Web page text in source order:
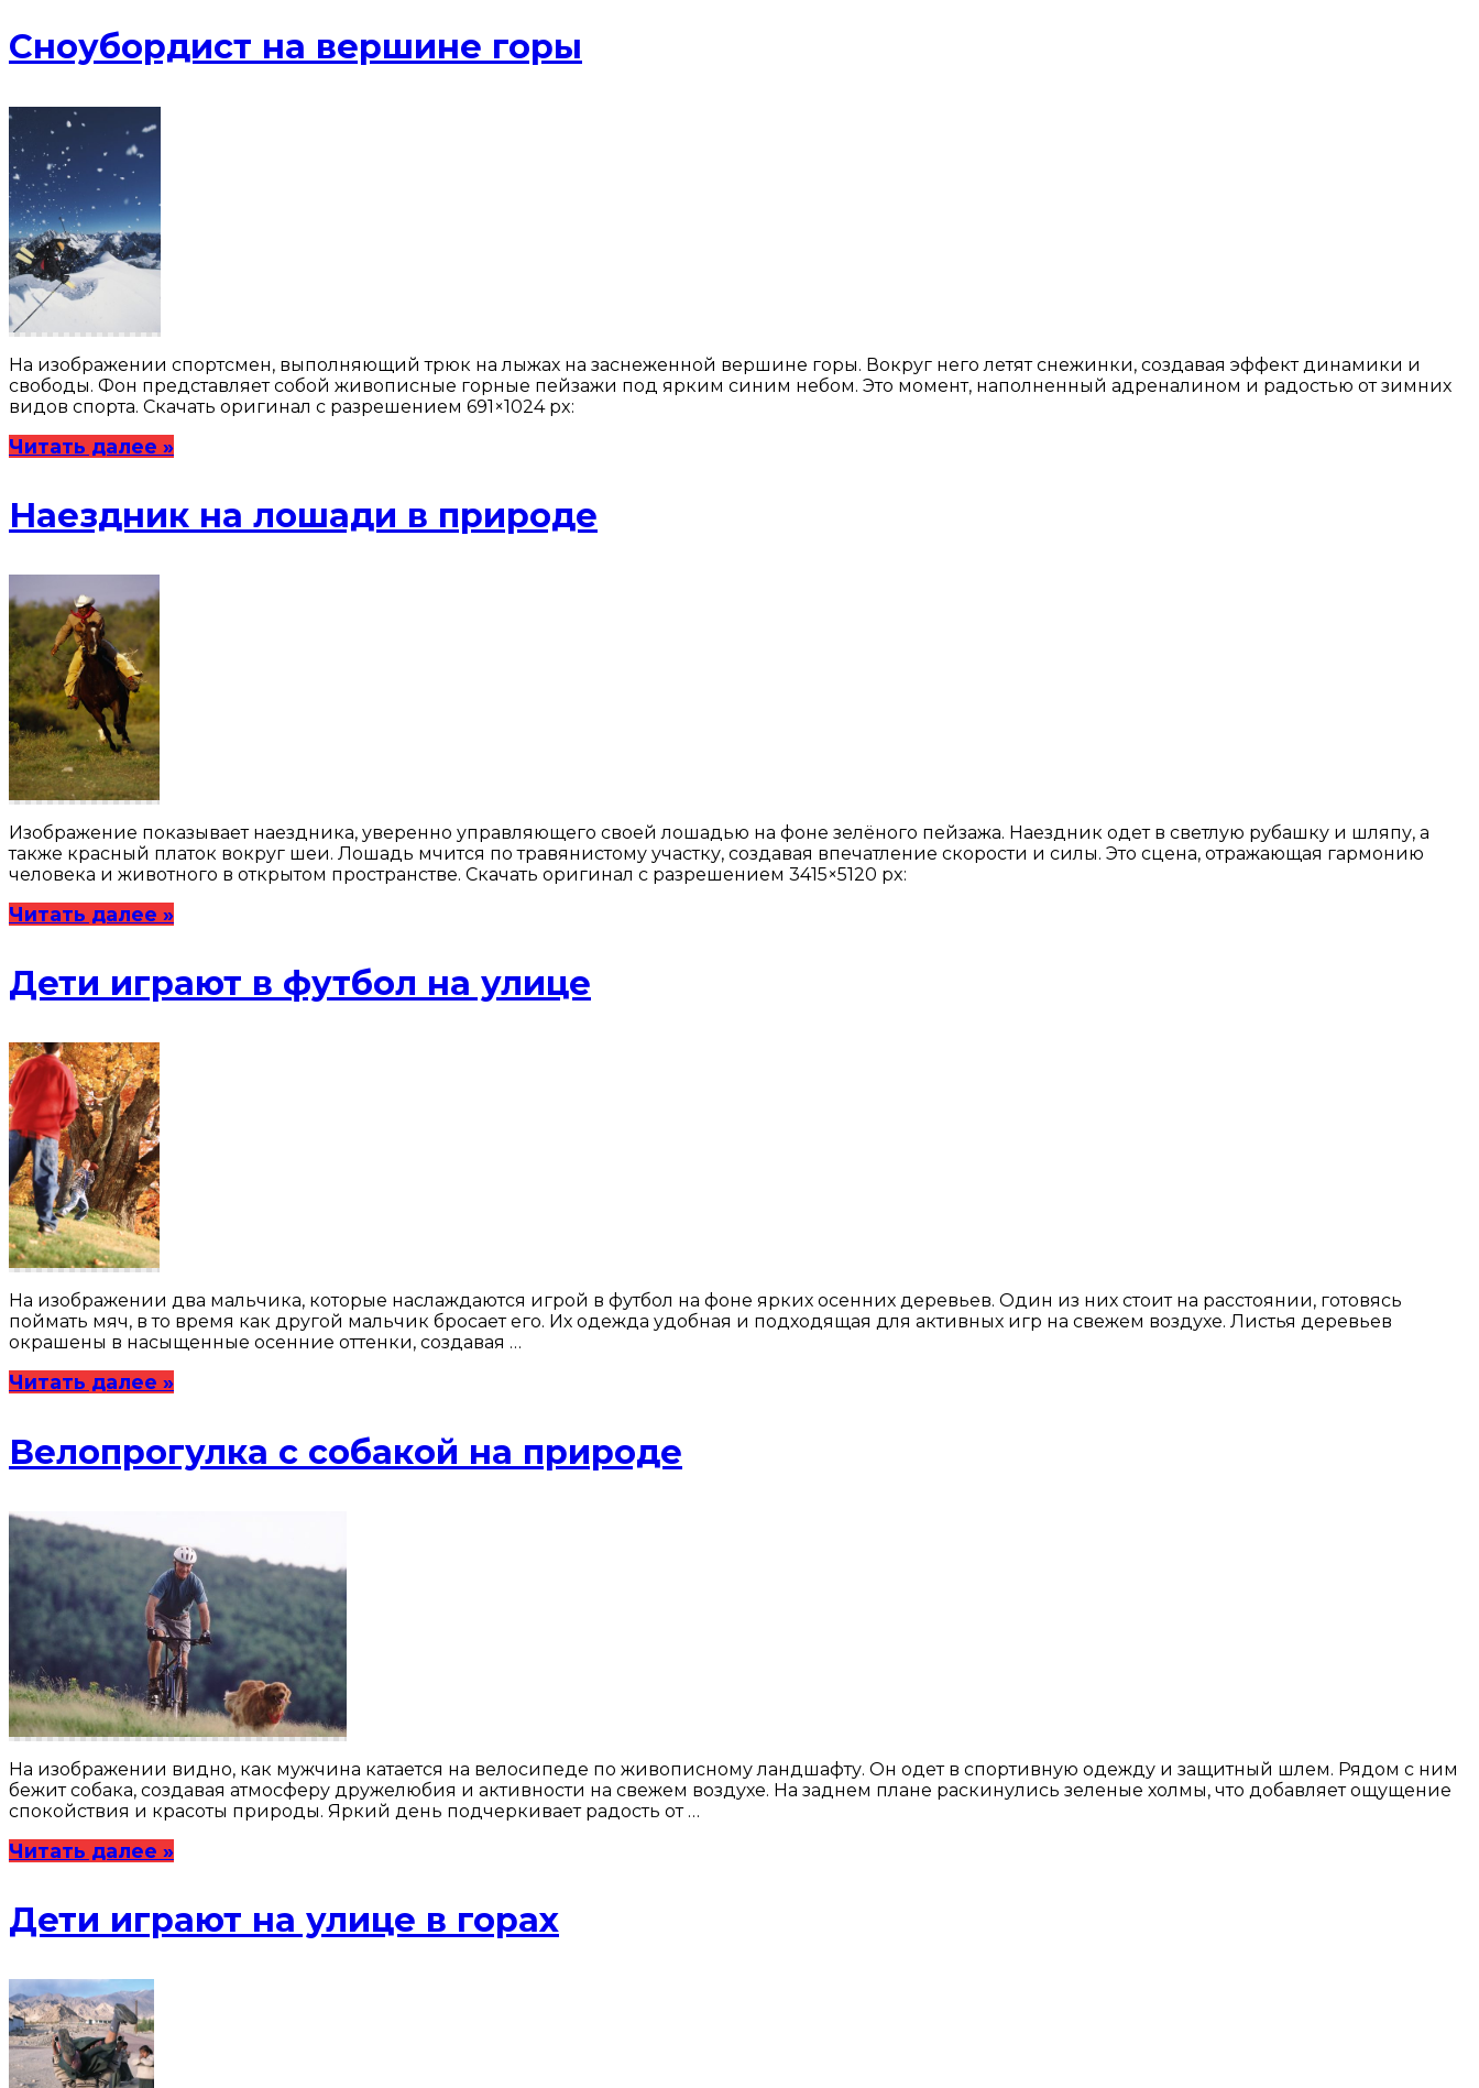
Сноубордист на вершине горы
На изображении спортсмен, выполняющий трюк на лыжах на заснеженной вершине горы. Вокруг него летят снежинки, создавая эффект динамики и
свободы. Фон представляет собой живописные горные пейзажи под ярким синим небом. Это момент, наполненный адреналином и радостью от зимних
видов спорта. Скачать оригинал с разрешением 691×1024 px:
Читать далее »
Наездник на лошади в природе
Изображение показывает наездника, уверенно управляющего своей лошадью на фоне зелёного пейзажа. Наездник одет в светлую рубашку и шляпу, а
также красный платок вокруг шеи. Лошадь мчится по травянистому участку, создавая впечатление скорости и силы. Это сцена, отражающая гармонию
человека и животного в открытом пространстве. Скачать оригинал с разрешением 3415×5120 px:
Читать далее »
Дети играют в футбол на улице
На изображении два мальчика, которые наслаждаются игрой в футбол на фоне ярких осенних деревьев. Один из них стоит на расстоянии, готовясь
поймать мяч, в то время как другой мальчик бросает его. Их одежда удобная и подходящая для активных игр на свежем воздухе. Листья деревьев
окрашены в насыщенные осенние оттенки, создавая …
Читать далее »
Велопрогулка с собакой на природе
На изображении видно, как мужчина катается на велосипеде по живописному ландшафту. Он одет в спортивную одежду и защитный шлем. Рядом с ним
бежит собака, создавая атмосферу дружелюбия и активности на свежем воздухе. На заднем плане раскинулись зеленые холмы, что добавляет ощущение
спокойствия и красоты природы. Яркий день подчеркивает радость от …
Читать далее »
Дети играют на улице в горах